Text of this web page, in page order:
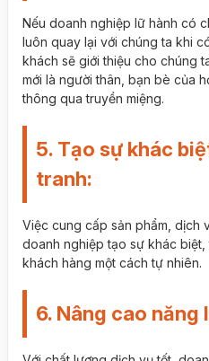
Nếu doanh nghiệp lữ hành có
luôn quay lại với chúng ta khi
khách sẽ giới thiệu cho chúng
mới là người thân, bạn bè của
thông qua truyền miệng.
5. Tạo sự khác
tranh:
Việc cung cấp sản phẩm, dịch
doanh nghiệp tạo sự khác
khách hàng một cách tự nhiên.
6. Nâng cao năng